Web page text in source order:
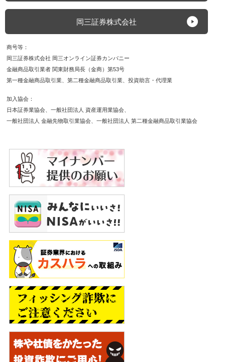
岡三証券株式会社
商号等
岡三証券株式会社 岡三オンライン証券カンパニー
金融商品取引業者 関東財務局長（金商）第53号
第一種金融商品取引業
第二種金融商品取引業 投資助言・代理業
加入協会
日本証券業協会
一般社団法人 資産運用業協会
一般社団法人 金融先物取引業協会
一般社団法人 第二種金融商品取引業協会